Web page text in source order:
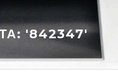
'842347'